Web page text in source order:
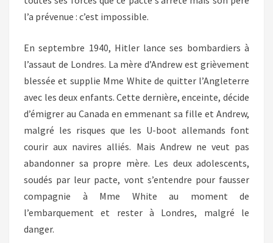
l’a prévenue : c’est impossible.
En septembre 1940, Hitler lance ses bombardiers à
l’assaut de Londres. La mère d’Andrew est grièvement
blessée et supplie Mme White de quitter l’Angleterre
avec les deux enfants. Cette dernière, enceinte, décide
d’émigrer au Canada en emmenant sa fille et Andrew,
malgré les risques que les U-boot allemands font
courir aux navires alliés. Mais Andrew ne veut pas
abandonner sa propre mère. Les deux adolescents,
soudés par leur pacte, vont s’entendre pour fausser
compagnie à Mme White au moment de
l’embarquement et rester à Londres, malgré le
danger.